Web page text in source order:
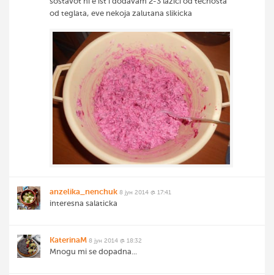
od teglata, eve nekoja zalutana slikicka
anzelika_nenchuk 8 јун 2014 @ 17:41
interesna salaticka
KaterinaM 8 јун 2014 @ 18:32
Mnogu mi se dopadna...